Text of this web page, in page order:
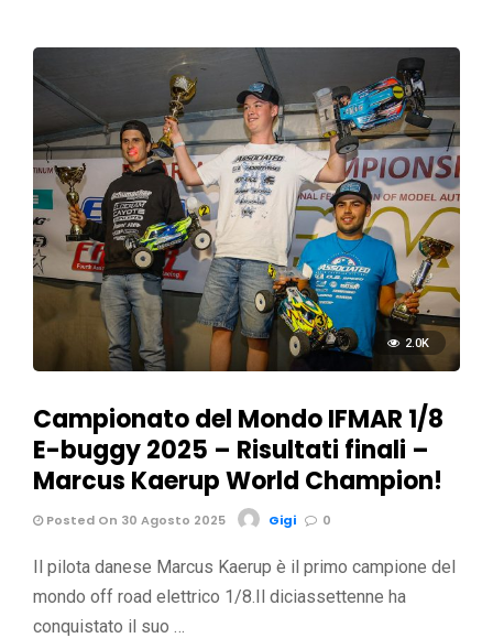
2.0K
Campionato del Mondo IFMAR 1/8
E-buggy 2025 – Risultati finali –
Marcus Kaerup World Champion!
Posted On 30 Agosto 2025 Gigi 0
Il pilota danese Marcus Kaerup è il primo campione del
mondo off road elettrico 1/8.Il diciassettenne ha
conquistato il suo …